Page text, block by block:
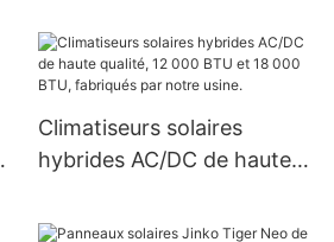
Climatiseurs solaires
hybrides AC/DC de haute
18 000 BTU, fabriqués par